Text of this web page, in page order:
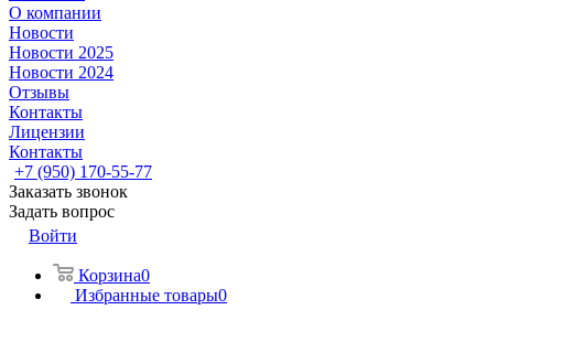
О компании
Новости
Новости 2025
Новости 2024
Отзывы
Контакты
Лицензии
Контакты
+7 (950) 170-55-77
Заказать звонок
Задать вопрос
Войти
Корзина0
Избранные товары0